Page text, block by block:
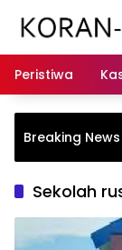
Peristiwa
Breaking News
Jatah Insentif
Terancam
Sekolah